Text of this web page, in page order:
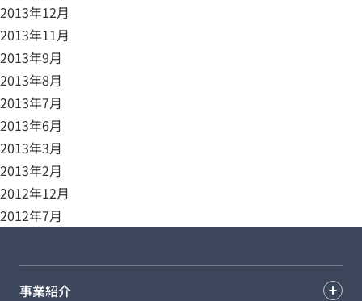
2013年12月
2013年11月
2013年9月
2013年8月
2013年7月
2013年6月
2013年3月
2013年2月
2012年12月
2012年7月
事業紹介